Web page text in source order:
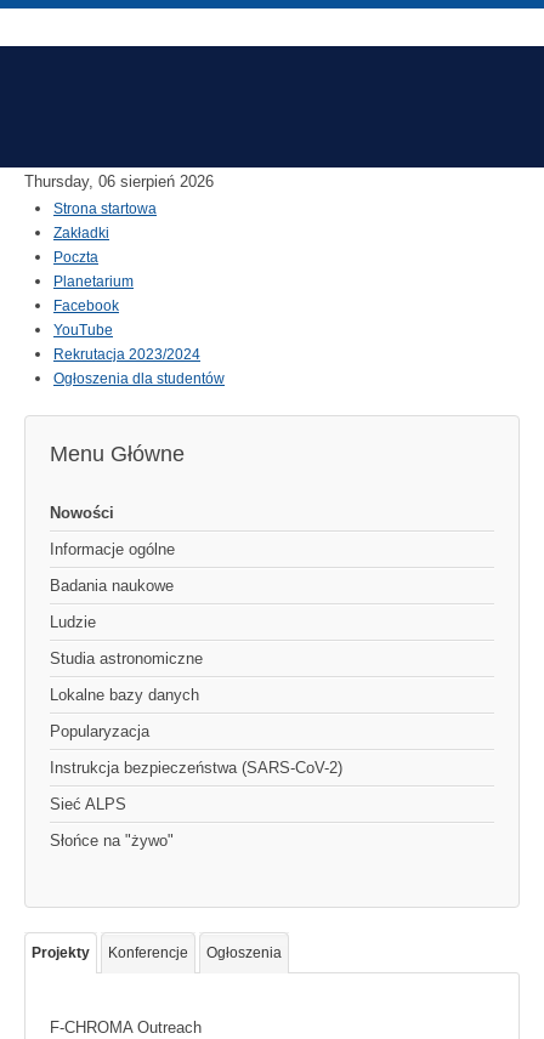
Thursday, 06 sierpień 2026
Strona startowa
Zakładki
Poczta
Planetarium
Facebook
YouTube
Rekrutacja 2023/2024
Ogłoszenia dla studentów
Menu Główne
Nowości
Informacje ogólne
Badania naukowe
Ludzie
Studia astronomiczne
Lokalne bazy danych
Popularyzacja
Instrukcja bezpieczeństwa (SARS-CoV-2)
Sieć ALPS
Słońce na "żywo"
Projekty Konferencje Ogłoszenia
F-CHROMA Outreach